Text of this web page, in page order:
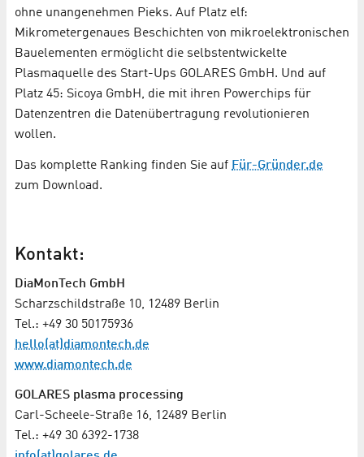
ohne unangenehmen Pieks. Auf Platz elf:
Mikrometergenaues Beschichten von mikroelektronischen
Bauelementen ermöglicht die selbstentwickelte
Plasmaquelle des Start-Ups GOLARES GmbH. Und auf
Platz 45: Sicoya GmbH, die mit ihren Powerchips für
Datenzentren die Datenübertragung revolutionieren
wollen.
Das komplette Ranking finden Sie auf Für-Gründer.de
zum Download.
Kontakt:
DiaMonTech GmbH
Scharzschildstraße 10, 12489 Berlin
Tel.: +49 30 50175936
hello(at)diamontech.de
www.diamontech.de
GOLARES plasma processing
Carl-Scheele-Straße 16, 12489 Berlin
Tel.: +49 30 6392-1738